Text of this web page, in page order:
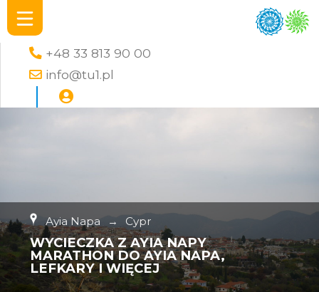
+48 33 813 90 00
info@tu1.pl
Ayia Napa → Cypr
WYCIECZKA Z AYIA NAPY
MARATHON DO AYIA NAPA,
LEFKARY I WIĘCEJ